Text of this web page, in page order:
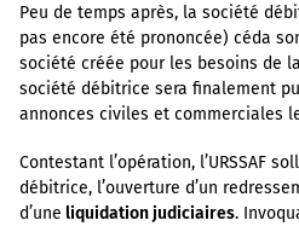
Peu de temps après, la société
pas encore été prononcée) céda
société créée pour les besoins de
société débitrice sera finalement
annonces civiles et commerciales
Contestant l’opération, l’URSSAF
débitrice, l’ouverture d’un
d’une liquidation judiciaires.